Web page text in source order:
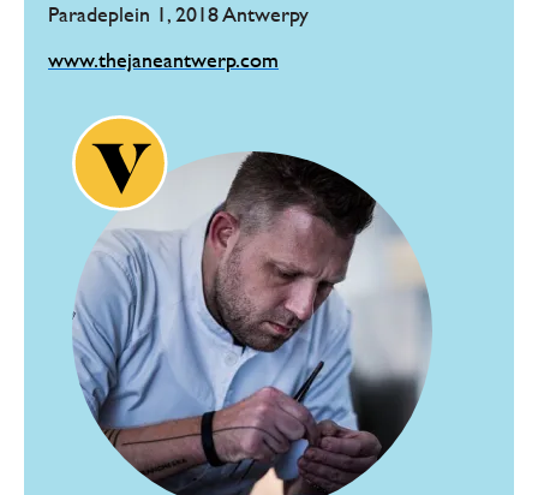
Paradeplein 1, 2018 Antwerpy
www.thejaneantwerp.com